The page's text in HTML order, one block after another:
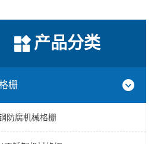
产品分类
栅
防腐机械格栅